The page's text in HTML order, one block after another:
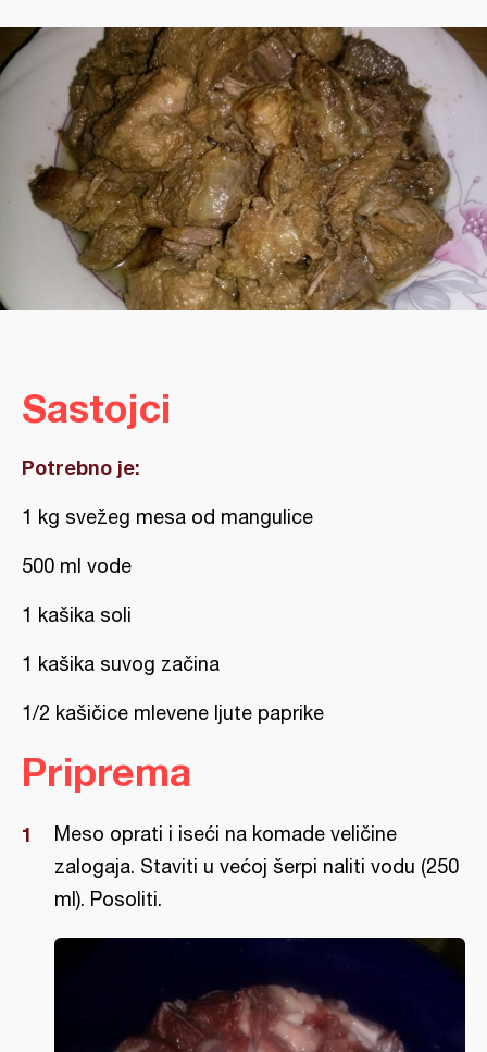
Sastojci
Potrebno je:
1 kg svežeg mesa od mangulice
500 ml vode
1 kašika soli
1 kašika suvog začina
1/2 kašičice mlevene ljute paprike
Priprema
Meso oprati i iseći na komade veličine
zalogaja. Staviti u većoj šerpi naliti vodu (250
ml). Posoliti.